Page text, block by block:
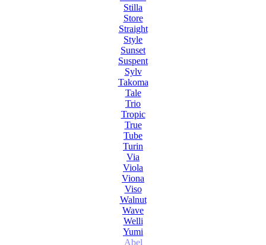
Stilla
Store
Straight
Style
Sunset
Suspent
Sylv
Takoma
Tale
Trio
Tropic
True
Tube
Turin
Via
Viola
Viona
Viso
Walnut
Wave
Welli
Yumi
Abel